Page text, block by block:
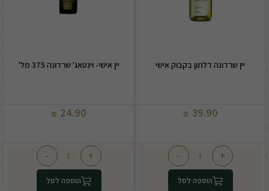
יין שרדונה דלתון בקבוק אישי
39.90
₪
+
-
הוספה לסל
יין אישי- וינטאג' שרדונה 375 מל'
24.90
₪
+
-
הוספה לסל